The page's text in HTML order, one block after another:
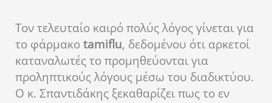
Τον τελευταίο καιρό πολύς λόγος γίνεται για
το φάρμακοtamiflu, δεδομένου ότι αρκετοί
καταναλωτές το προμηθεύονται για
προληπτικούς λόγους μέσω του διαδικτύου.
Ο κ. Σπαντιδάκης ξεκαθαρίζει πως το εν